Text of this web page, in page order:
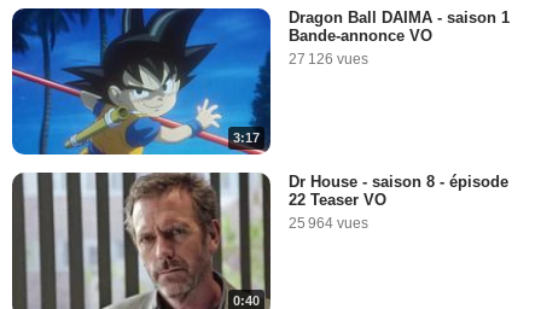
3:17
Dragon Ball DAIMA - saison 1
Bande-annonce VO
27 126 vues
0:40
Dr House - saison 8 - épisode
22 Teaser VO
25 964 vues